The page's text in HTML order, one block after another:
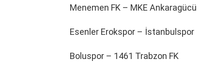
Menemen FK – MKE Ankaragücü
Esenler Erokspor – İstanbulspor
Boluspor – 1461 Trabzon FK